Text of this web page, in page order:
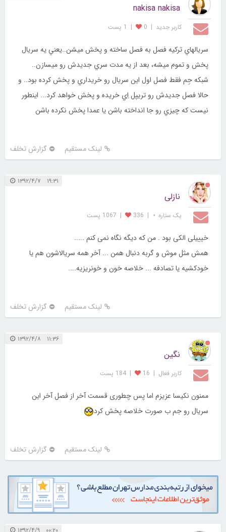
nakisa nakisa
کاربر جديد |
0
| 1 پست
سريالهاي تركيه فصل به فصل ساخته و پخش ميشن..يعني يه سريال
پخش و تموم ميشه، بعد از يه مدت سري جديدش رو ميسازن..
شبكه جِم فقط فصل اول اين سريال رو خريداري و پخش كرده بود.. و
حالا فصل جديدش رو تريپل اِي خريده و پخش خواهد كرد... اينطور
نيست كه چيزي رو جا انداخته باشن يا عمدا پخش نكرده باشن
لینک مستقیم گزارش تخلف
۱۹:۳۱ ۱۳۹۲/۴/۷
نازلی
یک ستاره ⋆ |
336
| 1067 پست
خیییلی الکی بود . من که دیگه نگاه نمی کنم .....
همش مثل موش و گربه دنبال همن ... آخر همه سریالاشون هم یا
خودکشیه یا تصادفه ... خلاصه خون و خونریزیه....
لینک مستقیم گزارش تخلف
۱۱:۳۶ ۱۳۹۲/۴/۸
نگین
کاربر فعال |
16
| 184 پست
ممنون نکیسا عزیزم اما پس چطوری قسمت آخر از فصل آخر این
سریال رو جم ب صورت خلاصه پخش کرد
لینک مستقیم گزارش تخلف